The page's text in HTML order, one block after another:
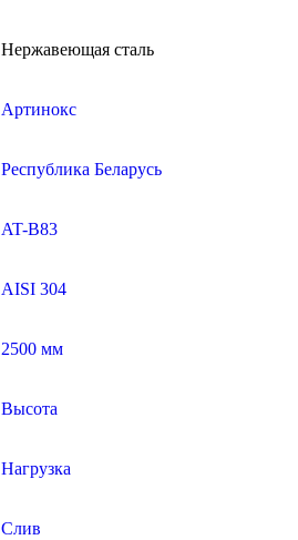
Нержавеющая сталь
Артинокс
Республика Беларусь
AT-B83
AISI 304
2500 мм
Высота
Нагрузка
Слив